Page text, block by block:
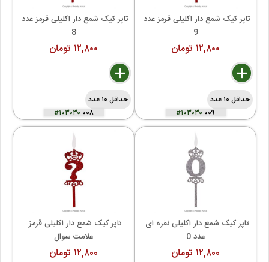
8
۱۲,۸۰۰ تومان
delete
remove
add
حداقل ۱۰ عدد
#۱۰۳۰۳۰ ۰۰۸
9
۱۲,۸۰۰ تومان
delete
remove
add
حداقل ۱۰ عدد
#۱۰۳۰۳۰ ۰۰۹
تاپر کیک شمع دار اکلیلی قرمز
علامت سوال
۱۲,۸۰۰ تومان
عدد 0
۱۲,۸۰۰ تومان